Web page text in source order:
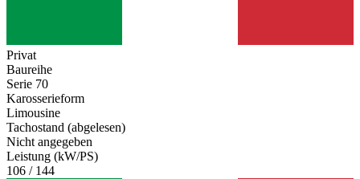
Privat
Baureihe
Serie 70
Karosserieform
Limousine
Tachostand (abgelesen)
Nicht angegeben
Leistung (kW/PS)
106 / 144